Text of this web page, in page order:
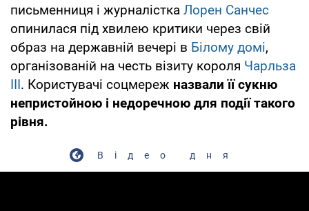
письменниця і журналістка Лорен Санчес
опинилася під хвилею критики через свій
образ на державній вечері в Білому домі,
організованій на честь візиту короля Чарльза
III. Користувачі соцмереж назвали її сукню
непристойною і недоречною для події такого
рівня.
Відео дня